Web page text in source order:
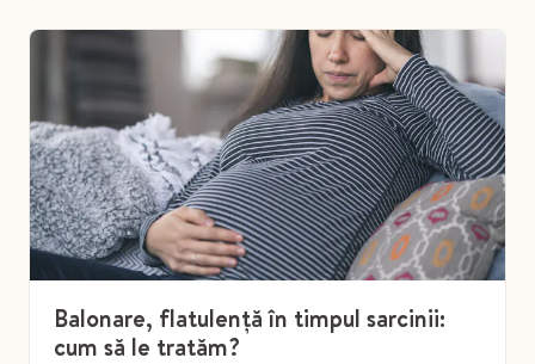
Balonare, flatulență în timpul sarcinii:
cum să le tratăm?